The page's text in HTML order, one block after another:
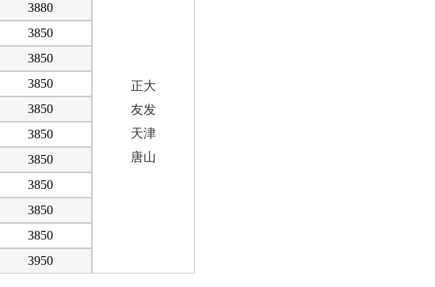
正大
友发
天津
唐山
3880
3850
3850
3850
3850
3850
3850
3850
3850
3850
3950